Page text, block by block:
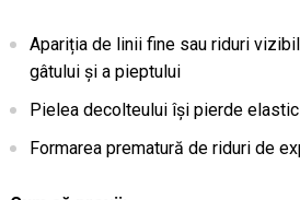
Apariția de linii fine sau riduri
gâtului și a pieptului
Pielea decolteului își pierde
Formarea prematură de riduri de